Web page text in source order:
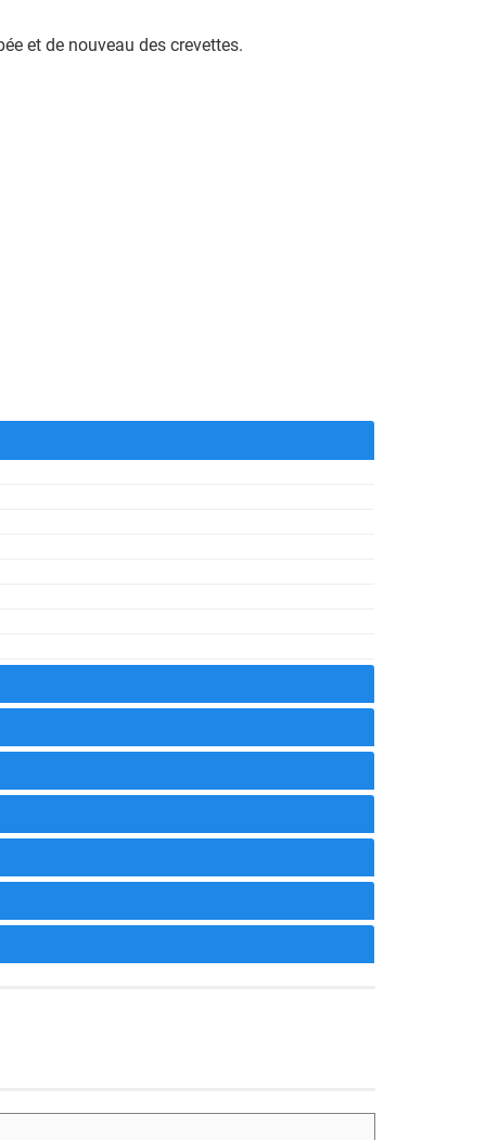
et de nouveau des crevettes.